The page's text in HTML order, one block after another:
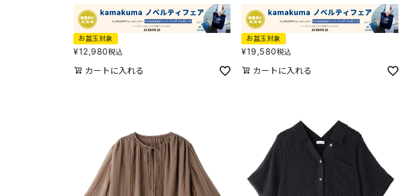
お盆玉対象
¥12,980税込
カートに入れる
お盆玉対象
¥19,580税込
カートに入れる